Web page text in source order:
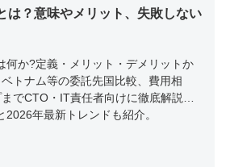
は？意味やメリット、失敗しない
何か?定義・メリット・デメリットか
トナム等の委託先国比較、費用相
でCTO・IT責任者向けに徹底解説。
2026年最新トレンドも紹介。